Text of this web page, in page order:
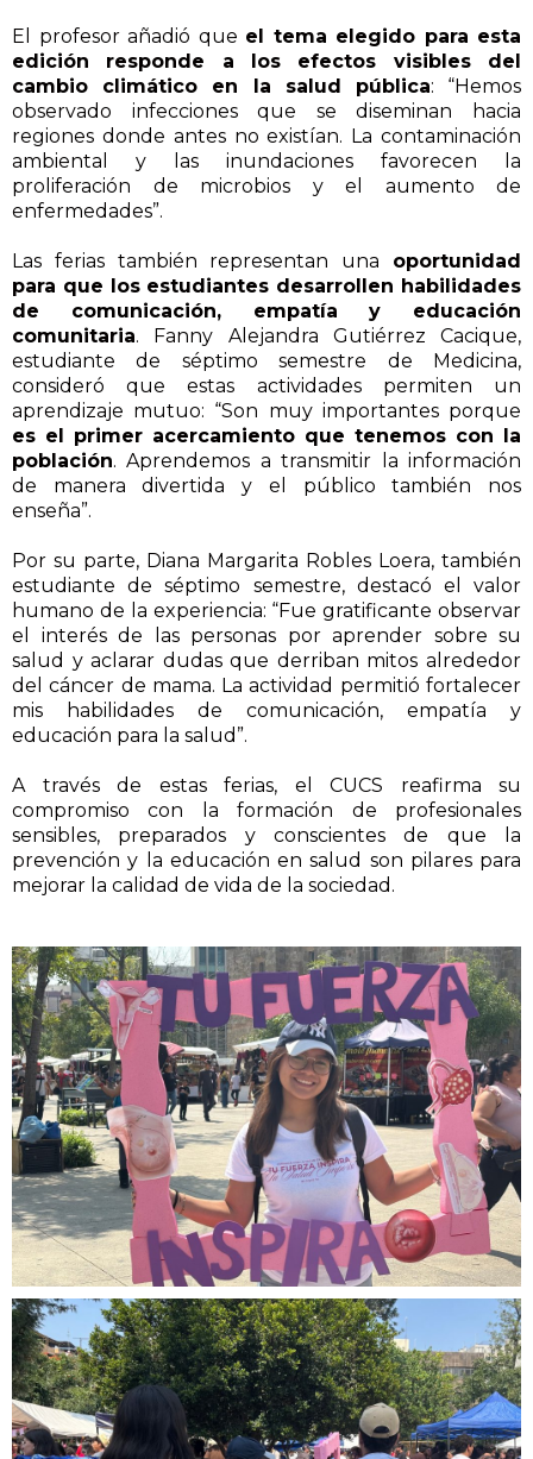
El profesor añadió que el tema elegido para esta
edición responde a los efectos visibles del
cambio climático en la salud pública: “Hemos
observado infecciones que se diseminan hacia
regiones donde antes no existían. La contaminación
ambiental y las inundaciones favorecen la
proliferación de microbios y el aumento de
enfermedades”.
Las ferias también representan una oportunidad
para que los estudiantes desarrollen habilidades
de comunicación, empatía y educación
comunitaria. Fanny Alejandra Gutiérrez Cacique,
estudiante de séptimo semestre de Medicina,
consideró que estas actividades permiten un
aprendizaje mutuo: “Son muy importantes porque
es el primer acercamiento que tenemos con la
población. Aprendemos a transmitir la información
de manera divertida y el público también nos
enseña”.
Por su parte, Diana Margarita Robles Loera, también
estudiante de séptimo semestre, destacó el valor
humano de la experiencia: “Fue gratificante observar
el interés de las personas por aprender sobre su
salud y aclarar dudas que derriban mitos alrededor
del cáncer de mama. La actividad permitió fortalecer
mis habilidades de comunicación, empatía y
educación para la salud”.
A través de estas ferias, el CUCS reafirma su
compromiso con la formación de profesionales
sensibles, preparados y conscientes de que la
prevención y la educación en salud son pilares para
mejorar la calidad de vida de la sociedad.